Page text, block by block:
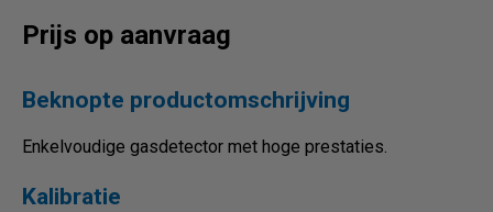
Prijs op aanvraag
Beknopte productomschrijving
Enkelvoudige gasdetector met hoge prestaties.
Kalibratie